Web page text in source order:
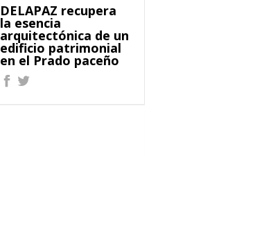
DELAPAZ recupera
la esencia
arquitectónica de un
edificio patrimonial
en el Prado paceño